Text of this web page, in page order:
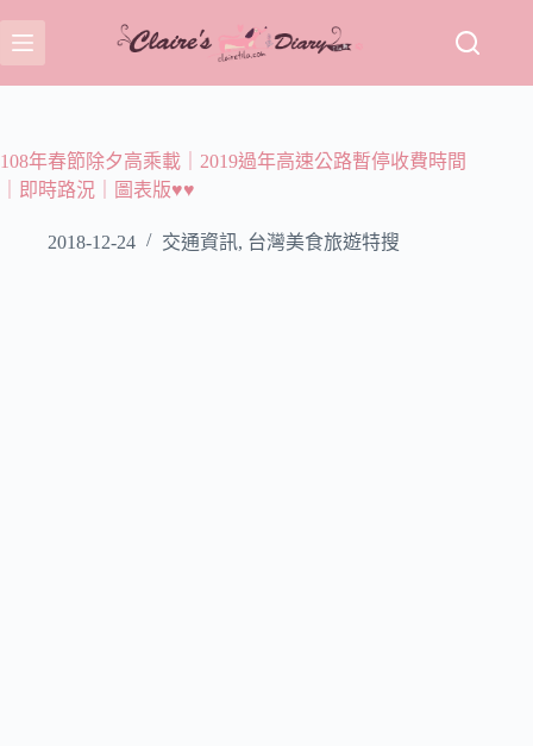
至
主
容
108年春節除夕高乘載｜2019過年高速公路暫停收費時間
｜即時路況｜圖表版♥♥
2018-12-24 交通資訊, 台灣美食旅遊特搜